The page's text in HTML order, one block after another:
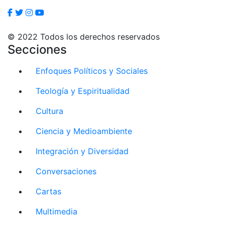
© 2022 Todos los derechos reservados
Secciones
Enfoques Políticos y Sociales
Teología y Espiritualidad
Cultura
Ciencia y Medioambiente
Integración y Diversidad
Conversaciones
Cartas
Multimedia